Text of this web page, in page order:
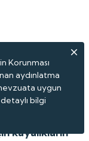
kayalıkların
Korunması
aydınlatma
uygun
bilgi